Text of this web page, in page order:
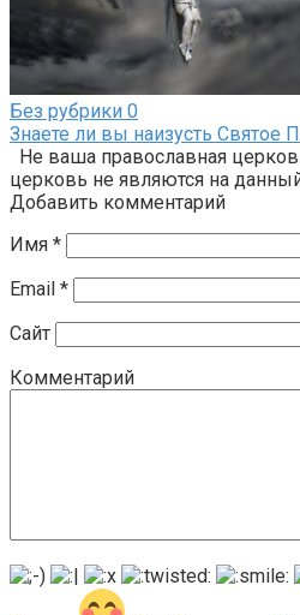
Без рубрики 0
Знаете ли вы наизусть Святое
Не ваша православная
церковь не являются на
Добавить комментарий
Имя *
Email *
Сайт
Комментарий